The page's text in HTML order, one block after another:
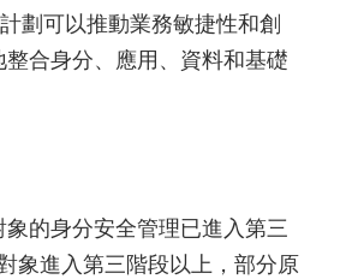
劃可以推動業務敏捷性和創
合身分、應用、資料和基礎
的身分安全管理已進入第三
象進入第三階段以上，部分原